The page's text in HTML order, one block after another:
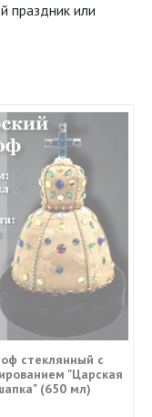
праздник или
стеклянный с
"Царская
(650 мл)